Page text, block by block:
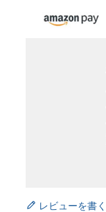
レビューを書く